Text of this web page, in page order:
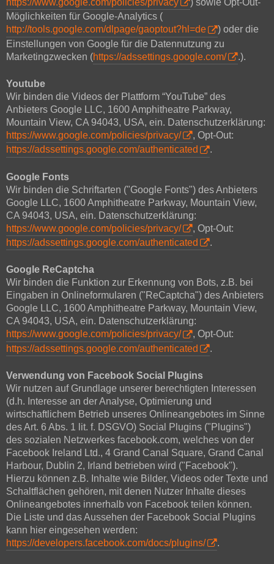
Möglichkeiten für Google-Analytics (
http://tools.google.com/dlpage/gaoptout?hl=de
) oder die
Einstellungen von Google für die Datennutzung zu
Marketingzwecken (https://adssettings.google.com/ .).
Youtube
Wir binden die Videos der Plattform “YouTube” des
Anbieters Google LLC, 1600 Amphitheatre Parkway,
Mountain View, CA 94043, USA, ein. Datenschutzerklärung:
https://www.google.com/policies/privacy/
, Opt-Out:
https://adssettings.google.com/authenticated
.
Google Fonts
Wir binden die Schriftarten ("Google Fonts") des Anbieters
Google LLC, 1600 Amphitheatre Parkway, Mountain View,
CA 94043, USA, ein. Datenschutzerklärung:
https://www.google.com/policies/privacy/
, Opt-Out:
https://adssettings.google.com/authenticated
.
Google ReCaptcha
Wir binden die Funktion zur Erkennung von Bots, z.B. bei
Eingaben in Onlineformularen ("ReCaptcha") des Anbieters
Google LLC, 1600 Amphitheatre Parkway, Mountain View,
CA 94043, USA, ein. Datenschutzerklärung:
https://www.google.com/policies/privacy/
, Opt-Out:
https://adssettings.google.com/authenticated
.
Verwendung von Facebook Social Plugins
Wir nutzen auf Grundlage unserer berechtigten Interessen
(d.h. Interesse an der Analyse, Optimierung und
wirtschaftlichem Betrieb unseres Onlineangebotes im Sinne
des Art. 6 Abs. 1 lit. f. DSGVO) Social Plugins ("Plugins")
des sozialen Netzwerkes facebook.com, welches von der
Facebook Ireland Ltd., 4 Grand Canal Square, Grand Canal
Harbour, Dublin 2, Irland betrieben wird ("Facebook").
Hierzu können z.B. Inhalte wie Bilder, Videos oder Texte und
Schaltflächen gehören, mit denen Nutzer Inhalte dieses
Onlineangebotes innerhalb von Facebook teilen können.
Die Liste und das Aussehen der Facebook Social Plugins
kann hier eingesehen werden:
https://developers.facebook.com/docs/plugins/
.